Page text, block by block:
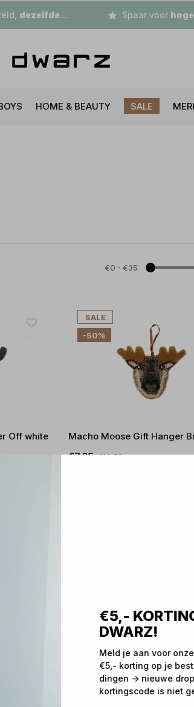
€5,-
DWARZ!
Meld je aan voor
€5,- korting op je
dingen -> nieuwe
kortingscode is niet
HOME & BEAUTY SALE
dezelfde dag verzondenSpaar voor hoge korting
€0 - €35
Off white
SALE
-50%
Macho Moose Gift Hanger
€7,25 €14,50